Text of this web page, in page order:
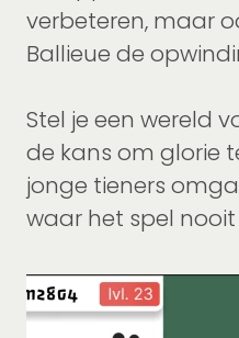
verbeteren, maar
Ballieue de
Stel je een wereld
de kans om glorie
jonge tieners
waar het spel